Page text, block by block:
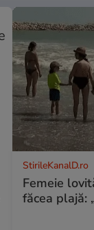
StirileKanalD.ro
Femeie
făcea plajă: